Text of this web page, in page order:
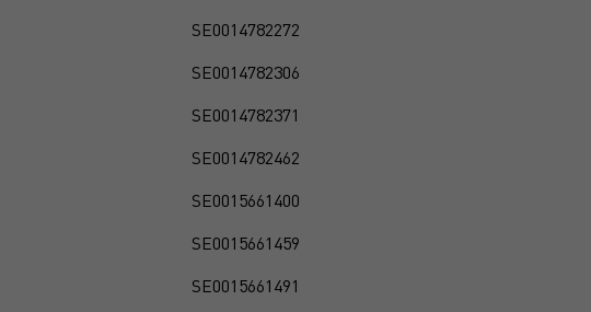
SE0014782272
SE0014782306
SE0014782371
SE0014782462
SE0015661400
SE0015661459
SE0015661491